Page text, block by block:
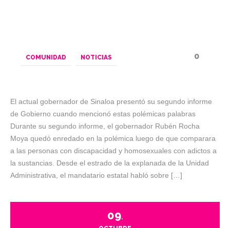
COMUNIDAD NOTICIAS 0
El actual gobernador de Sinaloa presentó su segundo informe
de Gobierno cuando mencionó estas polémicas palabras
Durante su segundo informe, el gobernador Rubén Rocha
Moya quedó enredado en la polémica luego de que comparara
a las personas con discapacidad y homosexuales con adictos a
la sustancias. Desde el estrado de la explanada de la Unidad
Administrativa, el mandatario estatal habló sobre […]
09.